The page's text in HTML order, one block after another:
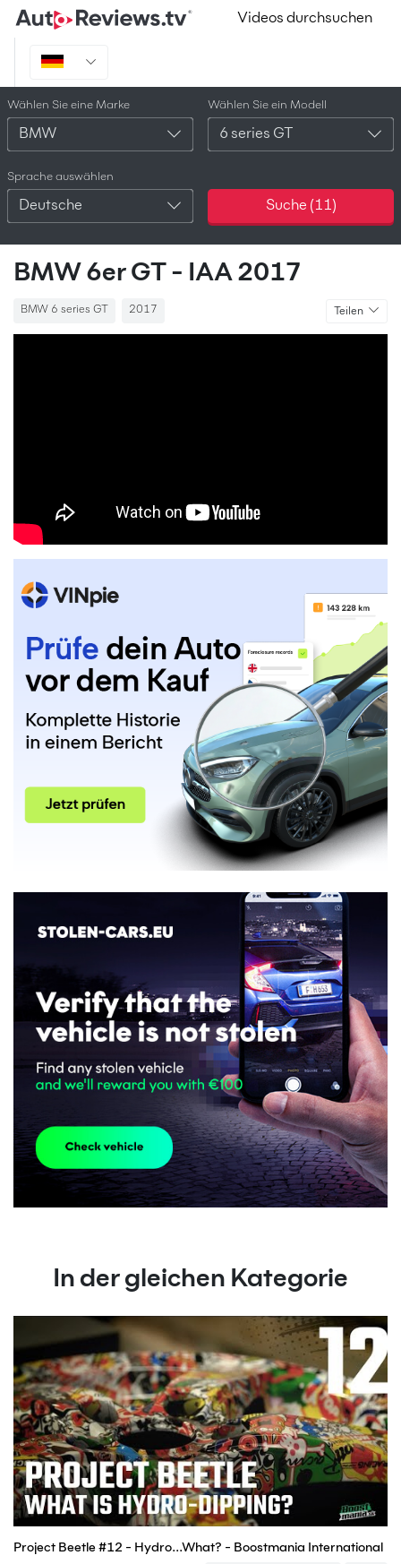
Videos durchsuchen
Wählen Sie eine Marke
BMW
Wählen Sie ein Modell
6 series GT
Sprache auswählen
Deutsche Suche (11)
BMW 6er GT - IAA 2017
BMW 6 series GT 2017 Teilen
In der gleichen Kategorie
Project Beetle #12 - Hydro...What? - Boostmania International